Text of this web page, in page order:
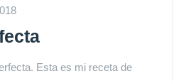
Esta es mi receta de